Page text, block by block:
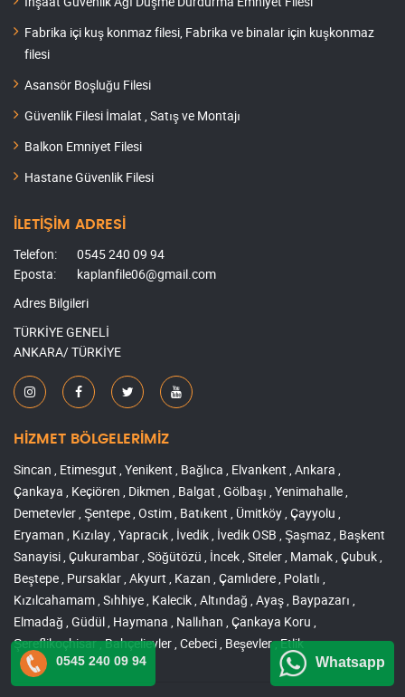
Fabrika içi kuş konmaz filesi, Fabrika ve binalar için kuşkonmaz
filesi
Asansör Boşluğu Filesi
Güvenlik Filesi İmalat , Satış ve Montajı
Balkon Emniyet Filesi
Hastane Güvenlik Filesi
İLETİŞİM ADRESİ
Telefon:
0545 240 09 94
Eposta:
kaplanfile06@gmail.com
Adres Bilgileri
TÜRKİYE GENELİ
ANKARA/ TÜRKİYE
HİZMET BÖLGELERİMİZ
Sincan , Etimesgut , Yenikent , Bağlıca , Elvankent , Ankara ,
Çankaya , Keçiören , Dikmen , Balgat , Gölbaşı , Yenimahalle ,
Demetevler , Şentepe , Ostim , Batıkent , Ümitköy , Çayyolu ,
Eryaman , Kızılay , Yapracık , İvedik , İvedik OSB , Şaşmaz , Başkent
Sanayisi , Çukurambar , Söğütözü , İncek , Siteler , Mamak , Çubuk ,
Beştepe , Pursaklar , Akyurt , Kazan , Çamlıdere , Polatlı ,
Kızılcahamam , Sıhhiye , Kalecik , Altındağ , Ayaş , Baypazarı ,
Elmadağ , Güdül , Haymana , Nallıhan , Çankaya Koru ,
Şereflikoçhisar , Bahçelievler , Cebeci , Beşevler , Etlik
0545 240 09 94 Whatsapp